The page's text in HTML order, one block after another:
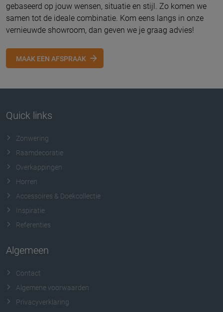
gebaseerd op jouw wensen, situatie en stijl. Zo komen we
samen tot de ideale combinatie. Kom eens langs in onze
vernieuwde showroom, dan geven we je graag advies!
MAAK EEN AFSPRAAK
Quick links
Zonwering
Raamdecoratie
Overkappingen
Horren
Accessoires & Doekcollectie
Inspiratie
Referenties
Algemeen
Contact
Algemene voorwaarden
Privacyverklaring